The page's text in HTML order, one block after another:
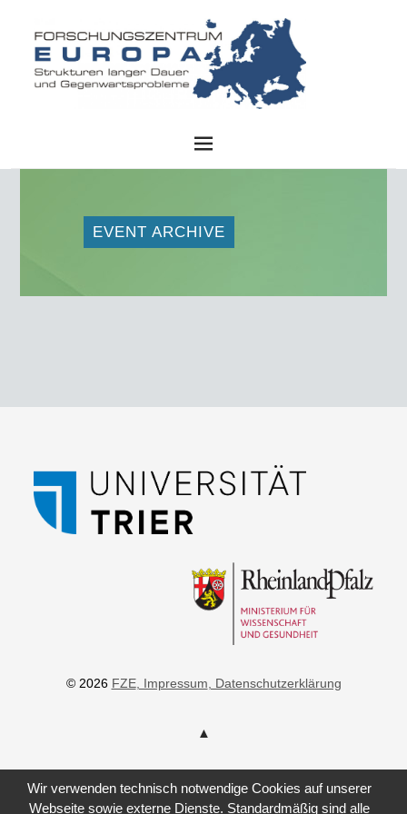
EVENT ARCHIVE
© 2026 FZE, Impressum , Datenschutzerklärung
Wir verwenden technisch notwendige Cookies auf unserer
Webseite sowie externe Dienste. Standardmäßig sind alle